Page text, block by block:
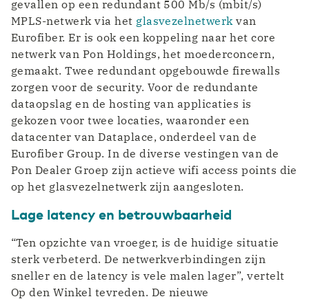
gevallen op een redundant 500 Mb/s (mbit/s)
MPLS-netwerk via het glasvezelnetwerk van
Eurofiber. Er is ook een koppeling naar het core
netwerk van Pon Holdings, het moederconcern,
gemaakt. Twee redundant opgebouwde firewalls
zorgen voor de security. Voor de redundante
dataopslag en de hosting van applicaties is
gekozen voor twee locaties, waaronder een
datacenter van Dataplace, onderdeel van de
Eurofiber Group. In de diverse vestingen van de
Pon Dealer Groep zijn actieve wifi access points die
op het glasvezelnetwerk zijn aangesloten.
Lage latency en betrouwbaarheid
“Ten opzichte van vroeger, is de huidige situatie
sterk verbeterd. De netwerkverbindingen zijn
sneller en de latency is vele malen lager”, vertelt
Op den Winkel tevreden. De nieuwe